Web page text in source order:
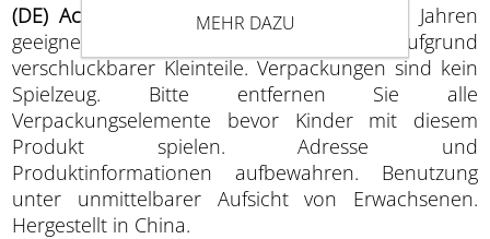
(DE) Achtung
: Nicht für Kinder unter drei Jahren
geeignet. Erstickungsgefahr aufgrund
verschluckbarer Kleinteile. Verpackungen sind kein
Spielzeug. Bitte entfernen Sie alle
Verpackungselemente bevor Kinder mit diesem
Produkt spielen. Adresse und
Produktinformationen aufbewahren. Benutzung
unter unmittelbarer Aufsicht von Erwachsenen.
Hergestellt in China.
MEHR DAZU